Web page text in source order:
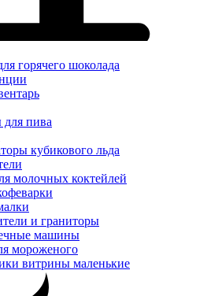
горячего шоколада
для пива
кубикового льда
молочных коктейлей
и граниторы
машины
мороженого
витрины маленькие